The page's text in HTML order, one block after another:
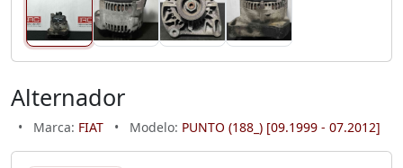
Alternador
• Marca: FIAT • Modelo: PUNTO (188_) [09.1999 - 07.2012]